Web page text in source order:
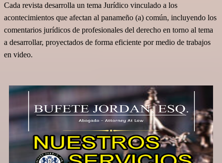
Cada revista desarrolla un tema Jurídico vinculado a los
acontecimientos que afectan al panameño (a) común, incluyendo los
comentarios jurídicos de profesionales del derecho en torno al tema
a desarrollar, proyectados de forma eficiente por medio de trabajos
en video.